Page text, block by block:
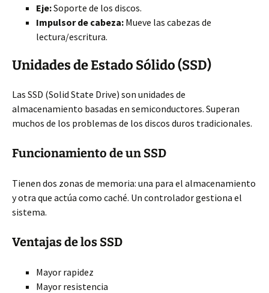
Eje:Soporte de los discos.
Impulsor de cabeza: Mueve las cabezas de
lectura/escritura.
Unidades de Estado Sólido (SSD)
Las SSD (Solid State Drive) son unidades de
almacenamiento basadas en semiconductores. Superan
muchos de los problemas de los discos duros tradicionales.
Funcionamiento de un SSD
Tienen dos zonas de memoria: una para el almacenamiento
y otra que actúa como caché. Un controlador gestiona el
sistema.
Ventajas de los SSD
Mayor rapidez
Mayor resistencia